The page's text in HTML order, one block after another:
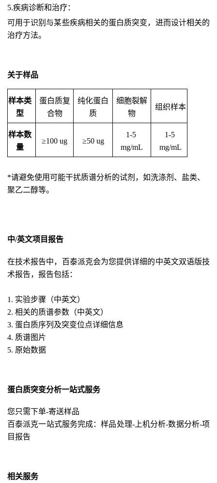
5.疾病诊断和治疗：
可用于识别与某些疾病相关的蛋白质突变，进而设计相关的
治疗方法。
关于样品
样本类
型
蛋白质复
合物
纯化蛋白
质
细胞裂解
物
组织样本
样本数
量
≥100 ug ≥50 ug
1-5
mg/mL
1-5
mg/mL
*请避免使用可能干扰质谱分析的试剂，如洗涤剂、盐类、
聚乙二醇等。
中/英文项目报告
在技术报告中，百泰派克会为您提供详细的中英文双语版技
术报告，报告包括：
1. 实验步骤（中英文）
2. 相关的质谱参数（中英文）
3. 蛋白质序列及突变位点详细信息
4. 质谱图片
5. 原始数据
蛋白质突变分析一站式服务
您只需下单-寄送样品
百泰派克一站式服务完成：样品处理-上机分析-数据分析-项
目报告
相关服务